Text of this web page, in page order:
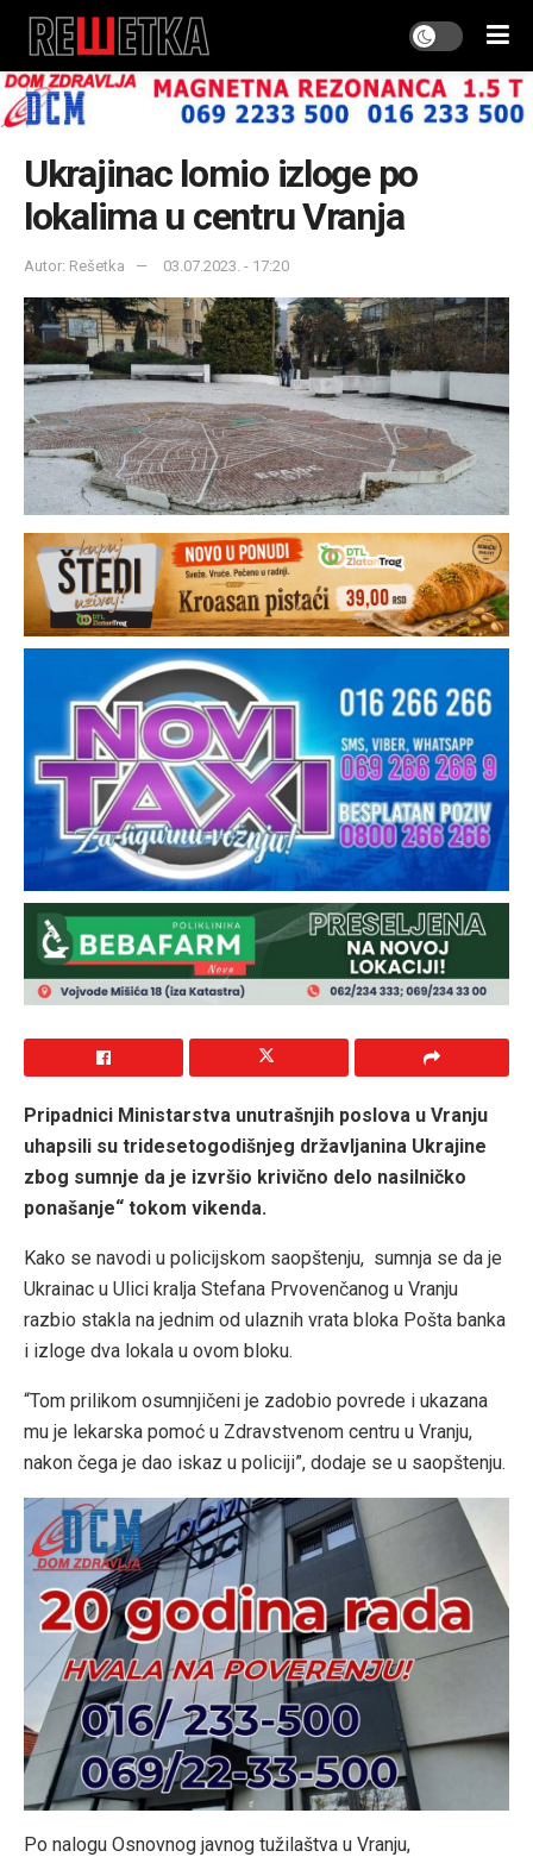
Ukrajinac lomio izloge po
lokalima u centru Vranja
Autor: Rešetka 03.07.2023. - 17:20
Pripadnici Ministarstva unutrašnjih poslova u Vranju
uhapsili su tridesetogodišnjeg državljanina Ukrajine
zbog sumnje da je izvršio krivično delo nasilničko
ponašanje“ tokom vikenda.
Kako se navodi u policijskom saopštenju, sumnja se da je
Ukrainac u Ulici kralja Stefana Prvovenčanog u Vranju
razbio stakla na jednim od ulaznih vrata bloka Pošta banka
i izloge dva lokala u ovom bloku.
“Tom prilikom osumnjičeni je zadobio povrede i ukazana
mu je lekarska pomoć u Zdravstvenom centru u Vranju,
nakon čega je dao iskaz u policiji”, dodaje se u saopštenju.
Po nalogu Osnovnog javnog tužilaštva u Vranju,